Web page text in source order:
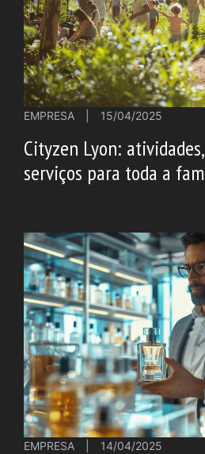
EMPRESA 15/04/2025
Cityzen Lyon:
serviços para toda a
EMPRESA 14/04/2025